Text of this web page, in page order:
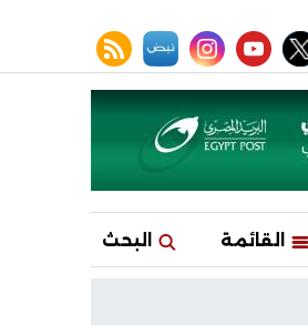
twitter
youtube
instagram
نبض rss feed
القائمة البحث